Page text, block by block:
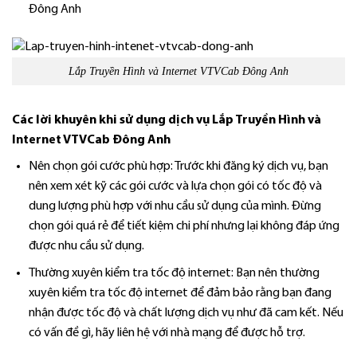
Đông Anh
Lắp Truyền Hình và Internet VTVCab Đông Anh
Các lời khuyên khi sử dụng dịch vụ Lắp Truyền Hình và
Internet VTVCab Đông Anh
Nên chọn gói cước phù hợp: Trước khi đăng ký dịch vụ, bạn
nên xem xét kỹ các gói cước và lựa chọn gói có tốc độ và
dung lượng phù hợp với nhu cầu sử dụng của mình. Đừng
chọn gói quá rẻ để tiết kiệm chi phí nhưng lại không đáp ứng
được nhu cầu sử dụng.
Thường xuyên kiểm tra tốc độ internet: Bạn nên thường
xuyên kiểm tra tốc độ internet để đảm bảo rằng bạn đang
nhận được tốc độ và chất lượng dịch vụ như đã cam kết. Nếu
có vấn đề gì, hãy liên hệ với nhà mạng để được hỗ trợ.